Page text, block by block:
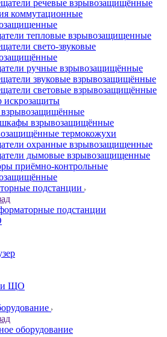
речевые взрывозащищённые
коммутационные
тепловые взрывозащищенные
свето-звуковые
ручные взрывозащищённые
звуковые взрывозащищённые
световые взрывозащищённые
искрозащиты
взрывозащищённые
взрывозащищённые
термокожухи
охранные взрывозащищенные
дымовые взрывозащищенные
приёмно-контрольные
подстанции
подстанции
ЩО
оборудование